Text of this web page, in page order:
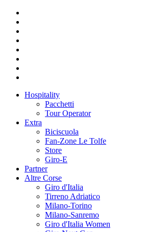
Hospitality
Pacchetti
Tour Operator
Extra
Biciscuola
Fan-Zone Le Tolfe
Store
Giro-E
Partner
Altre Corse
Giro d'Italia
Tirreno Adriatico
Milano-Torino
Milano-Sanremo
Giro d'Italia Women